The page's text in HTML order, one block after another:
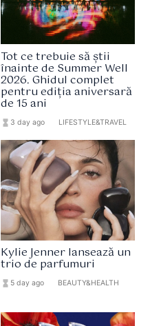
Tot ce trebuie să știi
înainte de Summer Well
2026. Ghidul complet
pentru ediția aniversară
de 15 ani
hourglass_full 3 day ago LIFESTYLE&TRAVEL
Kylie Jenner lansează un
trio de parfumuri
hourglass_full 5 day ago BEAUTY&HEALTH